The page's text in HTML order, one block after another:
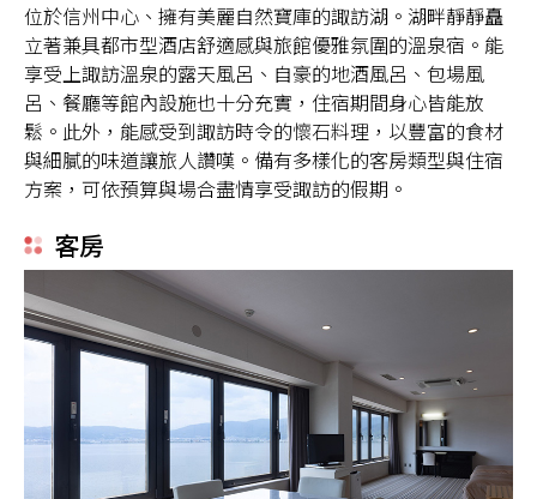
位於信州中心、擁有美麗自然寶庫的諏訪湖。湖畔靜靜矗
立著兼具都市型酒店舒適感與旅館優雅氛圍的溫泉宿。能
享受上諏訪溫泉的露天風呂、自豪的地酒風呂、包場風
呂、餐廳等館內設施也十分充實，住宿期間身心皆能放
鬆。此外，能感受到諏訪時令的懷石料理，以豐富的食材
與細膩的味道讓旅人讚嘆。備有多樣化的客房類型與住宿
方案，可依預算與場合盡情享受諏訪的假期。
客房